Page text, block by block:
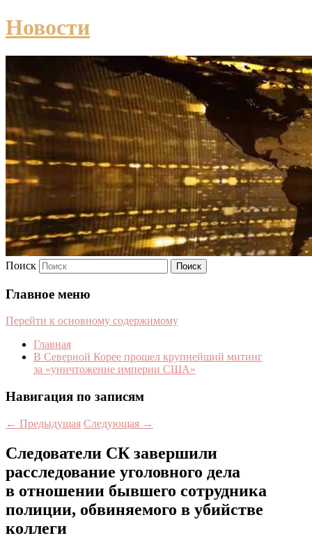
Новости
Поиск
Главное меню
Перейти к основному содержимому
Главная
В Северной Корее прошел крупнейший митинг
за «уничтожение империи США»
Навигация по записям
← Предыдущая Следующая →
Следователи СК завершили
расследование уголовного дела
в отношении бывшего сотрудника
полиции, обвиняемого в убийстве
коллеги